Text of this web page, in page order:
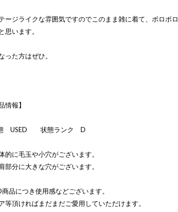
ージライクな雰囲気ですのでこのまま雑に着て、ボロボ
思います。
った方はぜひ。
情報】
USED 状態ランク D
的に毛玉や小穴がございます。
部分に大きな穴がございます。
商品につき使用感などございます。
等頂ければまだまだご愛用していただけます。